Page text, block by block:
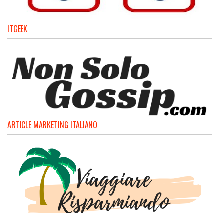
ITGEEK
ARTICLE MARKETING ITALIANO